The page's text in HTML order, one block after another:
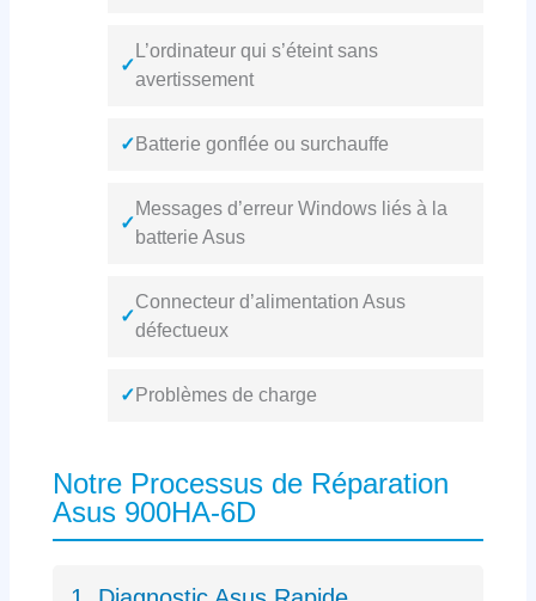
✓
L’ordinateur qui s’éteint sans
avertissement
✓ Batterie gonflée ou surchauffe
✓
Messages d’erreur Windows liés à la
batterie Asus
✓
Connecteur d’alimentation Asus
défectueux
✓ Problèmes de charge
Notre Processus de Réparation
Asus 900HA-6D